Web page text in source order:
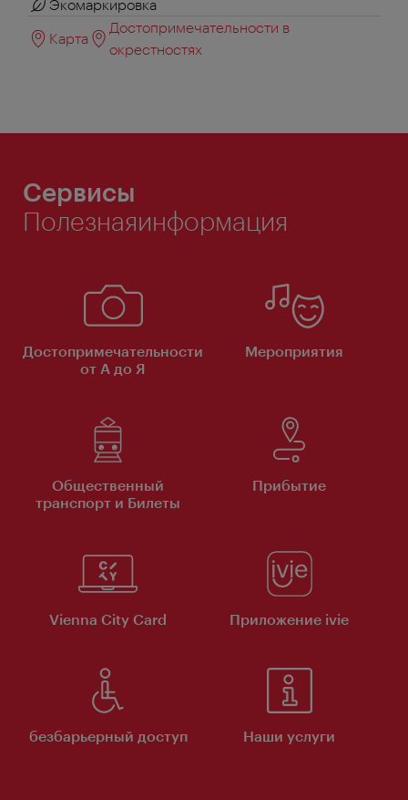
Экомаркировка
Карта
Достопримечательности в
окрестностях
Сервисы
Полезнаяинформация
Достопримечательности
от А до Я
Мероприятия
Общественный
транспорт и Билеты
Прибытие
Vienna City Card Приложение ivie
безбарьерный доступ Наши услуги